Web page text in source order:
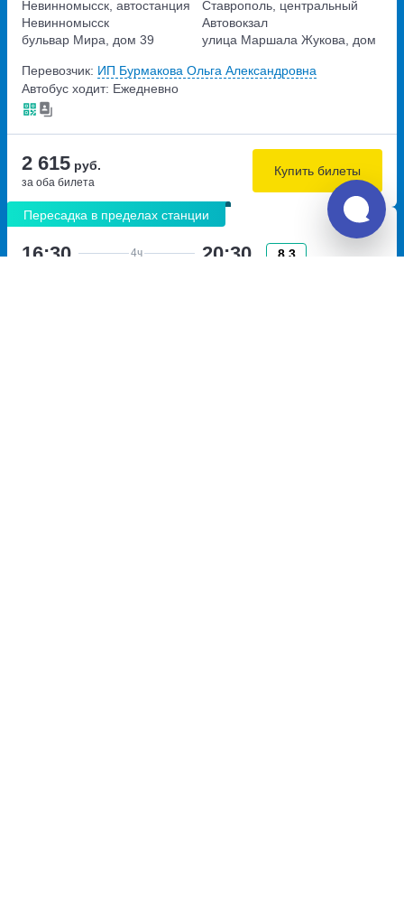
Невинномысск, автостанция
Невинномысск
бульвар Мира, дом 39
Ставрополь, центральный
Автовокзал
улица Маршала Жукова, дом
Перевозчик: ИП Бурмакова Ольга Александровна
Автобус ходит: Ежедневно
2 615 руб.
за оба билета
Купить билеты
Пересадка в пределах станции
16:30 4ч 20:30
8.3